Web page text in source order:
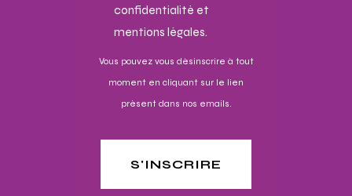
confidentialité et
mentions légales.
Vous pouvez vous désinscrire à tout
moment en cliquant sur le lien
présent dans nos emails.
S'INSCRIRE